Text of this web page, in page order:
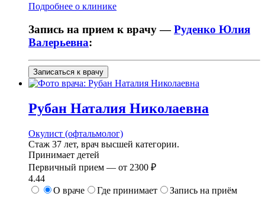
Подробнее о клинике
Запись на прием к врачу —Руденко Юлия
Валерьевна:
Записаться к врачу
Рубан Наталия Николаевна
Окулист (офтальмолог)
Стаж 37 лет, врач высшей категории.
Принимает детей
Первичный прием — от 2300 ₽
4.44
О враче
Где принимает Запись на приём